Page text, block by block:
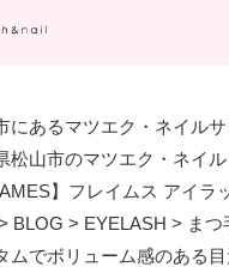
にあるマツエク・ネイル
松山市のマツエク・ネイル
】フレイムス アイラ
BLOG > EYELASH > まつ
ムでボリューム感のある目